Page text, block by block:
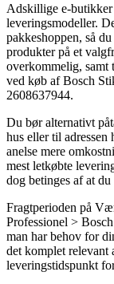
Adskillige e-
leveringsmodeller.
pakkeshoppen, så
produkter på et
overkommelig, samt
ved køb af Bosch
2608637944.
Du bør alternativt
hus eller til
anelse mere
mest letkøbte
dog betinges af at
Fragtperioden på
Professionel >
man har behov for
det komplet relevant
leveringstidspunkt